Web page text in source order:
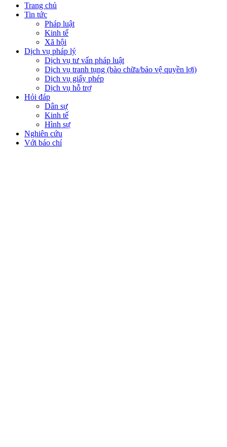
Trang chủ
Tin tức
Pháp luật
Kinh tế
Xã hội
Dịch vụ pháp lý
Dịch vụ tư vấn pháp luật
Dịch vụ tranh tụng (bào chữa/bảo vệ quyền lợi)
Dịch vụ giấy phép
Dịch vụ hỗ trợ
Hỏi đáp
Dân sự
Kinh tế
Hình sự
Nghiên cứu
Với báo chí